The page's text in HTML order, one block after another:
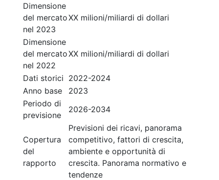
Dimensione
del mercato
nel 2023
XX milioni/miliardi di dollari
Dimensione
del mercato
nel 2022
XX milioni/miliardi di dollari
Dati storici 2022-2024
Anno base
2023
Periodo di
previsione
2026-2034
Copertura
del
rapporto
Previsioni dei ricavi, panorama
competitivo, fattori di crescita,
ambiente e opportunità di
crescita. Panorama normativo e
tendenze